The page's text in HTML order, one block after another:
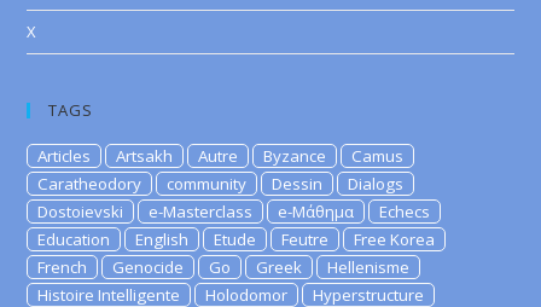
X
TAGS
Articles Artsakh Autre Byzance
Camus
Caratheodory
community Dessin
Dialogs
Dostoievski
e-Masterclass e-Μάθημα
Echecs
Education
English Etude Feutre
Free Korea
French
Genocide Go Greek
Hellenisme
Histoire Intelligente
Holodomor
Hyperstructure